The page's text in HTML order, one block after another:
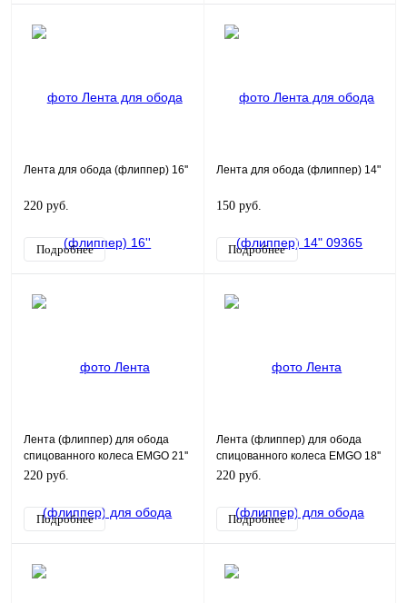
Лента для обода (флиппер) 16''
220 руб.
Подробнее
Лента для обода (флиппер) 14"
150 руб.
Подробнее
Лента (флиппер) для обода
спицованного колеса EMGO 21''
220 руб.
Подробнее
Лента (флиппер) для обода
спицованного колеса EMGO 18''
220 руб.
Подробнее